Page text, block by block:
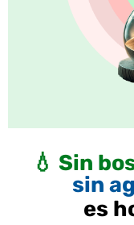
💧 Sin
sin
es